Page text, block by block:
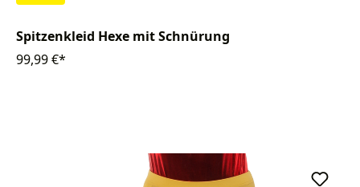
Spitzenkleid Hexe mit Schnürung
99,99 €*